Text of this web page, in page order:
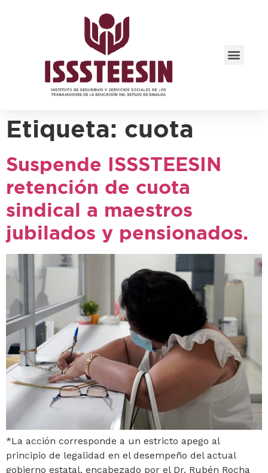
Etiqueta: cuota
Suspende ISSSTEESIN
retención de cuota
sindical a maestros
jubilados y pensionados.
*La acción corresponde a un estricto apego al
principio de legalidad en el desempeño del actual
gobierno estatal, encabezado por el Dr. Rubén Rocha